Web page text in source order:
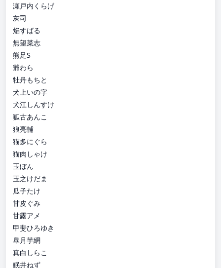
瀬戸内くらげ
灰司
焔すばる
無望菜志
熊足S
爺わら
牡丹もちと
犬上いの字
犬江しんすけ
狐古あんこ
狼亮輔
猫多にぐら
猫肉しゃけ
玉ぼん
玉之けだま
瓜子たけ
甘皮ぐみ
甘露アメ
甲斐ひろゆき
皐月芋網
真白しらこ
眠井ねず